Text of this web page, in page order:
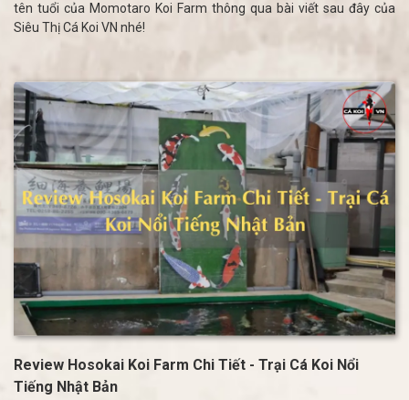
tên tuổi của Momotaro Koi Farm thông qua bài viết sau đây của
Siêu Thị Cá Koi VN nhé!
Review Hosokai Koi Farm Chi Tiết - Trại Cá Koi Nổi
Tiếng Nhật Bản